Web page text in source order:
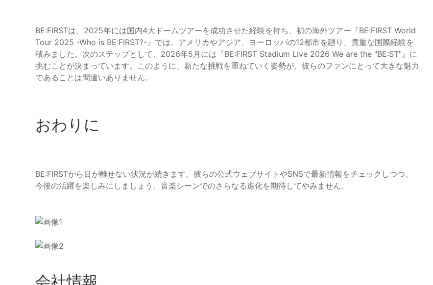
BE:FIRSTは、2025年には国内4大ドームツアーを成功させた経験を持ち、初の海外ツアー『BE:FIRST World
Tour 2025 -Who is BE:FIRST?-』では、アメリカやアジア、ヨーロッパの12都市を廻り、貴重な国際経験を
積みました。次のステップとして、2026年5月には『BE:FIRST Stadium Live 2026 We are the "BE:ST"』に
挑むことが決まっています。このように、新たな挑戦を重ねていく姿勢が、彼らのファンにとって大きな魅力
であることは間違いありません。
おわりに
BE:FIRSTから目が離せない状況が続きます。彼らの公式ウェブサイトやSNSで最新情報をチェックしつつ、
今後の活躍を楽しみにしましょう。音楽シーンでのさらなる進化を期待してやみません。